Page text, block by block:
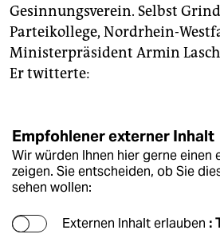
Gesinnungsverein. Selbst
Parteikollege, Nordrhein-
Ministerpräsident Armin
Er twitterte:
Empfohlener externer Inhalt
Wir würden Ihnen hier gerne einen
zeigen. Sie entscheiden, ob Sie
sehen wollen:
Externen Inhalt erlauben :